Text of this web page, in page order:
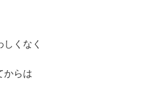
くなく
からは